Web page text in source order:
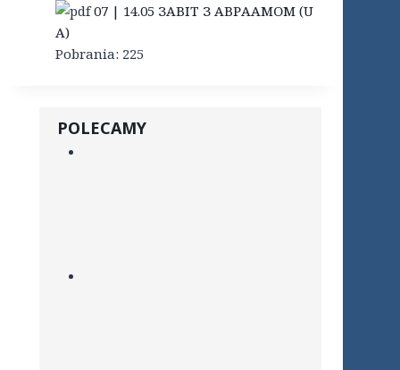
07 | 14.05 ЗАВІТ З АВРААМОМ (U
A)
Pobrania: 225
POLECAMY